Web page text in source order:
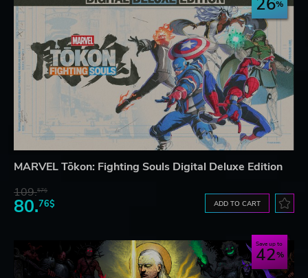
MARVEL Tōkon: Fighting Souls Digital Deluxe Edition
109.57$
80.76$ ADD TO CART
Save up to
42